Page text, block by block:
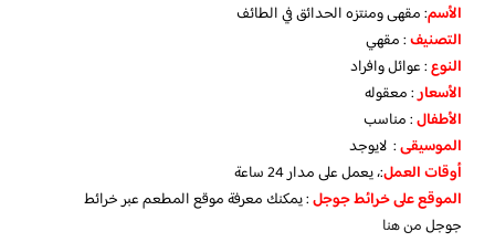
الأسم: مقهى ومنتزه الحدائق في الطائف
التصنيف: مقهي
النوع: عوائل وافراد
الأسعار: معقوله
الأطفال: مناسب
الموسيقى: لايوجد
أوقات العمل:، يعمل على مدار 24 ساعة
الموقع على خرائط جوجل: يمكنك معرفة موقع المطعم عبر خرائط
جوجلمن هنا